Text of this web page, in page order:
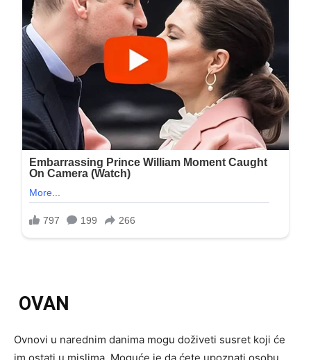
OVAN
Ovnovi u narednim danima mogu doživeti susret koji će